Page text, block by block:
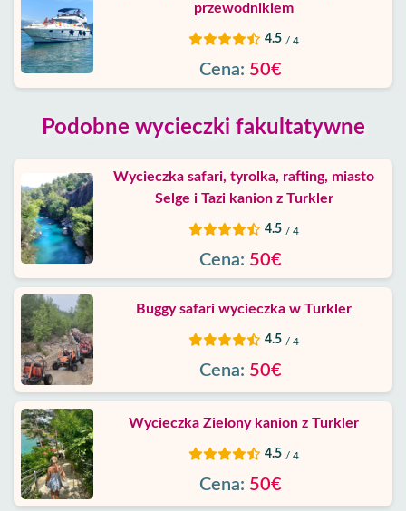
przewodnikiem
4.5 / 4
Cena: 50€
Podobne wycieczki fakultatywne
Wycieczka safari, tyrolka, rafting, miasto
Selge i Tazi kanion z Turkler
4.5 / 4
Cena: 50€
Buggy safari wycieczka w Turkler
4.5 / 4
Cena: 50€
Wycieczka Zielony kanion z Turkler
4.5 / 4
Cena: 50€